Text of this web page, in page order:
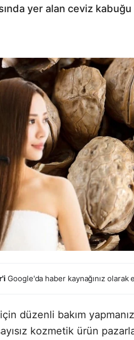
yer alan ceviz kabuğu
Google'da haber kaynağınız olarak
için düzenli bakım
kozmetik ürün